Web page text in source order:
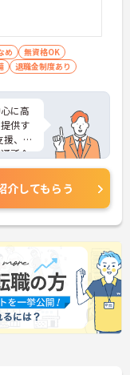
め
無資格OK
退職金制度あり
に高
供す
、訪
所介
ムな
をき
高齢
心し
提供
の共
げ、
いま
など、
介してもらう